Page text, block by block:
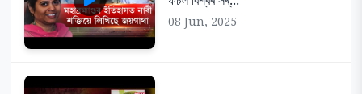
08 Jun, 2025